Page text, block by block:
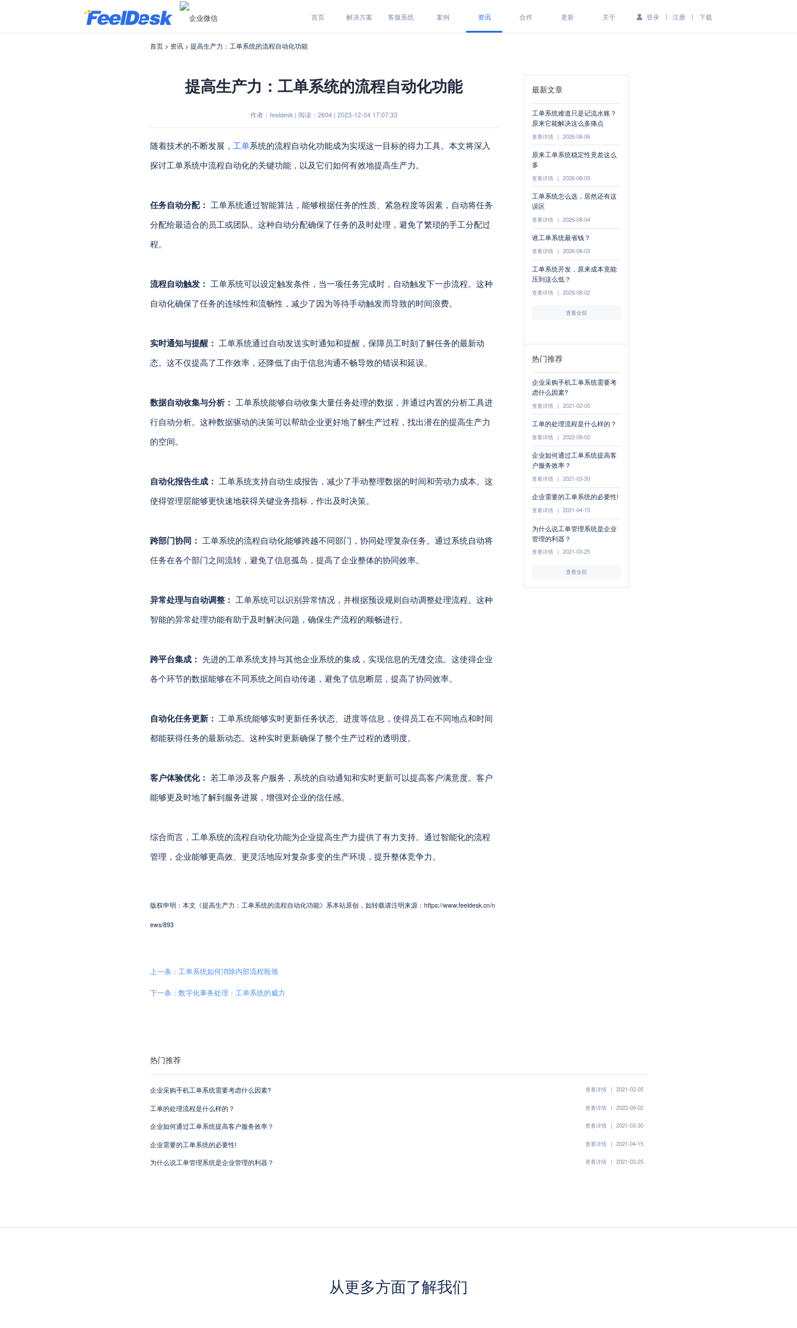
首页 解决方案 客服系统 案例 资讯 合作 更新 关于 登录 | 注册 | 下载
首页> 资讯> 提高生产力：工单系统的流程自动化功能
提高生产力：工单系统的流程自动化功能
作者：feeldesk | 阅读：2604 | 2023-12-04 17:07:33
随着技术的不断发展， 工单系统的流程自动化功能成为实现这一目标的得力工具。本文将深入
探讨工单系统中流程自动化的关键功能，以及它们如何有效地提高生产力。
任务自动分配： 工单系统通过智能算法，能够根据任务的性质、紧急程度等因素，自动将任务
分配给最适合的员工或团队。这种自动分配确保了任务的及时处理，避免了繁琐的手工分配过
程。
流程自动触发： 工单系统可以设定触发条件，当一项任务完成时，自动触发下一步流程。这种
自动化确保了任务的连续性和流畅性，减少了因为等待手动触发而导致的时间浪费。
实时通知与提醒： 工单系统通过自动发送实时通知和提醒，保障员工时刻了解任务的最新动
态。这不仅提高了工作效率，还降低了由于信息沟通不畅导致的错误和延误。
数据自动收集与分析： 工单系统能够自动收集大量任务处理的数据，并通过内置的分析工具进
行自动分析。这种数据驱动的决策可以帮助企业更好地了解生产过程，找出潜在的提高生产力
的空间。
自动化报告生成： 工单系统支持自动生成报告，减少了手动整理数据的时间和劳动力成本。这
使得管理层能够更快速地获得关键业务指标，作出及时决策。
跨部门协同： 工单系统的流程自动化能够跨越不同部门，协同处理复杂任务。通过系统自动将
任务在各个部门之间流转，避免了信息孤岛，提高了企业整体的协同效率。
异常处理与自动调整： 工单系统可以识别异常情况，并根据预设规则自动调整处理流程。这种
智能的异常处理功能有助于及时解决问题，确保生产流程的顺畅进行。
跨平台集成： 先进的工单系统支持与其他企业系统的集成，实现信息的无缝交流。这使得企业
各个环节的数据能够在不同系统之间自动传递，避免了信息断层，提高了协同效率。
自动化任务更新： 工单系统能够实时更新任务状态、进度等信息，使得员工在不同地点和时间
都能获得任务的最新动态。这种实时更新确保了整个生产过程的透明度。
客户体验优化： 若工单涉及客户服务，系统的自动通知和实时更新可以提高客户满意度。客户
能够更及时地了解到服务进展，增强对企业的信任感。
综合而言，工单系统的流程自动化功能为企业提高生产力提供了有力支持。通过智能化的流程
管理，企业能够更高效、更灵活地应对复杂多变的生产环境，提升整体竞争力。
版权申明：本文《提高生产力：工单系统的流程自动化功能》系本站原创，如转载请注明来源：https://www.feeldesk.cn/n
ews/893
最新文章
工单系统难道只是记流水账？
原来它能解决这么多痛点
查看详情 | 2026-08-06
原来工单系统稳定性竟差这么
多
查看详情 | 2026-08-05
工单系统怎么选，居然还有这
误区
查看详情 | 2026-08-04
谁工单系统最省钱？
查看详情 | 2026-08-03
工单系统开发，原来成本竟能
压到这么低？
查看详情 | 2026-08-02
查看全部
热门推荐
企业采购手机工单系统需要考
虑什么因素?
查看详情 | 2021-02-05
工单的处理流程是什么样的？
查看详情 | 2022-09-02
企业如何通过工单系统提高客
户服务效率？
查看详情 | 2021-03-30
企业需要的工单系统的必要性!
查看详情 | 2021-04-15
为什么说工单管理系统是企业
管理的利器？
查看详情 | 2021-03-25
查看全部
上一条：工单系统如何消除内部流程瓶颈
下一条：数字化事务处理：工单系统的威力
热门推荐
企业采购手机工单系统需要考虑什么因素? 查看详情 | 2021-02-05
工单的处理流程是什么样的？ 查看详情 | 2022-09-02
企业如何通过工单系统提高客户服务效率？ 查看详情 | 2021-03-30
企业需要的工单系统的必要性! 查看详情 | 2021-04-15
为什么说工单管理系统是企业管理的利器？ 查看详情 | 2021-03-25
从更多方面了解我们